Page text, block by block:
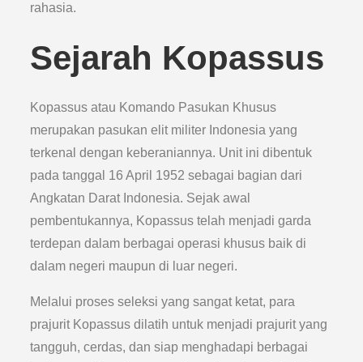
rahasia.
Sejarah Kopassus
Kopassus atau Komando Pasukan Khusus
merupakan pasukan elit militer Indonesia yang
terkenal dengan keberaniannya. Unit ini dibentuk
pada tanggal 16 April 1952 sebagai bagian dari
Angkatan Darat Indonesia. Sejak awal
pembentukannya, Kopassus telah menjadi garda
terdepan dalam berbagai operasi khusus baik di
dalam negeri maupun di luar negeri.
Melalui proses seleksi yang sangat ketat, para
prajurit Kopassus dilatih untuk menjadi prajurit yang
tangguh, cerdas, dan siap menghadapi berbagai